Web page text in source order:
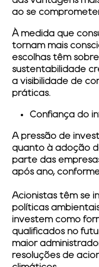
ao se
À medida que
tornam mais
escolhas têm
sustentabilidade
a visibilidade de
práticas.
Confiança do
A pressão de
quanto à adoção
parte das
após ano,
Acionistas têm se
políticas
investem como
qualificados no
maior
resoluções de